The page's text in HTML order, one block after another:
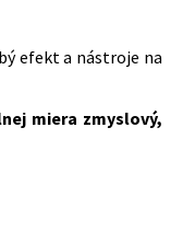
efekt a nástroje na
miera zmyslový,